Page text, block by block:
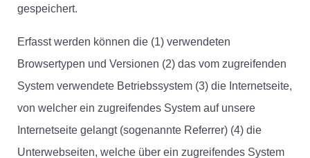
gespeichert.
Erfasst werden können die (1) verwendeten
Browsertypen und Versionen (2) das vom zugreifenden
System verwendete Betriebssystem (3) die Internetseite,
von welcher ein zugreifendes System auf unsere
Internetseite gelangt (sogenannte Referrer) (4) die
Unterwebseiten, welche über ein zugreifendes System